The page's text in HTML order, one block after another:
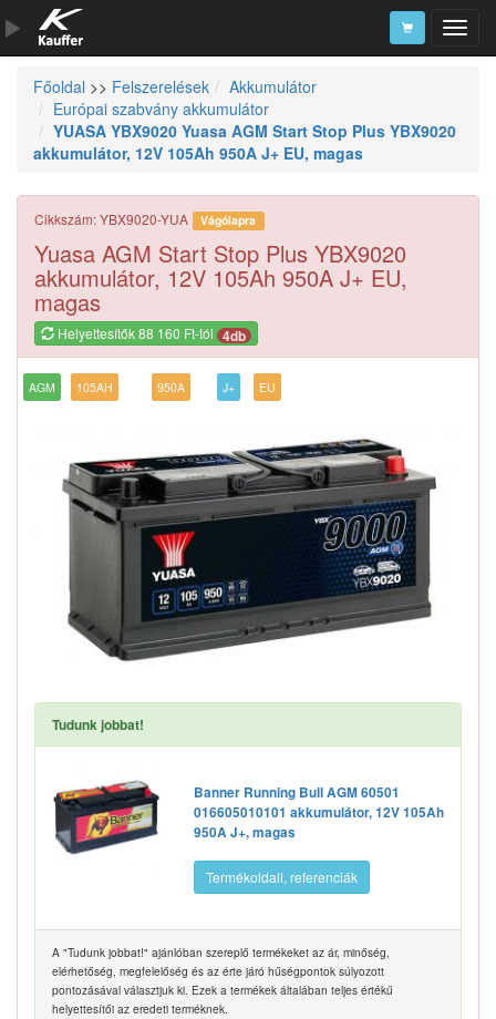
Szerszámkatalógus
Kosár
Főoldal >> Felszerelések
Akkumulátor
Európai szabvány akkumulátor
YUASA YBX9020 Yuasa AGM Start Stop Plus YBX9020
akkumulátor, 12V 105Ah 950A J+ EU, magas
Cikkszám: YBX9020-YUA Vágólapra
Yuasa AGM Start Stop Plus YBX9020
akkumulátor, 12V 105Ah 950A J+ EU,
magas
Helyettesítők 88 160 Ft-tól 4db
AGM 105AH 950A J+ EU
Tudunk jobbat!
Banner Running Bull AGM 60501
016605010101 akkumulátor, 12V 105Ah
950A J+, magas
Termékoldall, referenciák
A "Tudunk jobbat!" ajánlóban szereplő termékeket az ár, minőség,
elérhetőség, megfelelőség és az érte járó hűségpontok súlyozott
pontozásával választjuk ki. Ezek a termékek általában teljes értékű
helyettesítői az eredeti terméknek.